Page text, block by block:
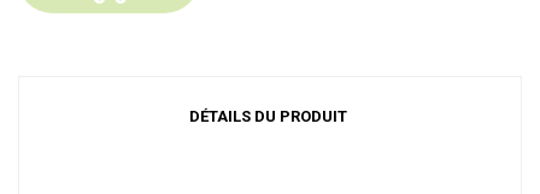
DÉTAILS DU PRODUIT